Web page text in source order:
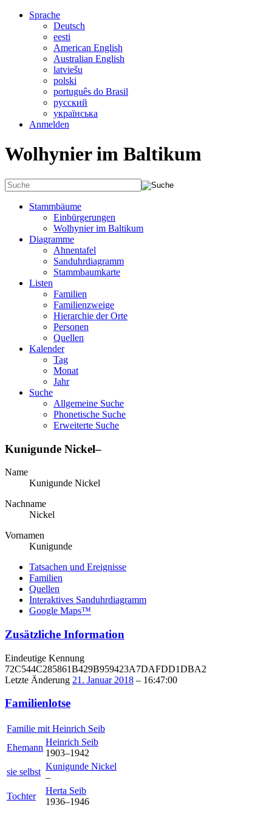
Sprache
Deutsch
eesti
American English
Australian English
latviešu
polski
português do Brasil
русский
українська
Anmelden
Wolhynier im Baltikum
Stammbäume
Einbürgerungen
Wolhynier im Baltikum
Diagramme
Ahnentafel
Sanduhrdiagramm
Stammbaumkarte
Listen
Familien
Familienzweige
Hierarchie der Orte
Personen
Quellen
Kalender
Tag
Monat
Jahr
Suche
Allgemeine Suche
Phonetische Suche
Erweiterte Suche
Kunigunde Nickel–
Name
Kunigunde Nickel
Nachname
Nickel
Vornamen
Kunigunde
Tatsachen und Ereignisse
Familien
Quellen
Interaktives Sanduhrdiagramm
Google Maps™
Zusätzliche Information
Eindeutige Kennung
72C544C285861B429B959423A7DAFDD1DBA2
Letzte Änderung 21. Januar 2018 – 16:47:00
Familienlotse
Familie mit Heinrich Seib
Ehemann
Heinrich Seib
1903–1942
sie selbst
Kunigunde Nickel
–
Tochter
Herta Seib
1936–1946